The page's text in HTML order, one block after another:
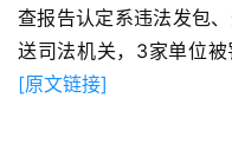
查报告认定系违法发包
[原文链接]